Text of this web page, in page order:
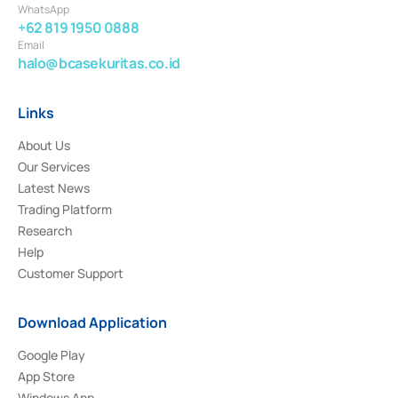
WhatsApp
+62 819 1950 0888
Email
halo@bcasekuritas.co.id
Links
About Us
Our Services
Latest News
Trading Platform
Research
Help
Customer Support
Download Application
Google Play
App Store